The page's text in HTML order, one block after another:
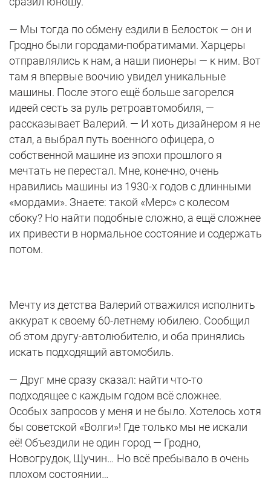
— Мы тогда по обмену ездили в Белосток — он и
Гродно были городами-побратимами. Харцеры
отправлялись к нам, а наши пионеры — к ним. Вот
там я впервые воочию увидел уникальные
машины. После этого ещё больше загорелся
идеей сесть за руль ретроавтомобиля, —
рассказывает Валерий. — И хоть дизайнером я не
стал, а выбрал путь военного офицера, о
собственной машине из эпохи прошлого я
мечтать не перестал. Мне, конечно, очень
нравились машины из 1930-х годов с длинными
«мордами». Знаете: такой «Мерс» с колесом
сбоку? Но найти подобные сложно, а ещё сложнее
их привести в нормальное состояние и содержать
потом.
Мечту из детства Валерий отважился исполнить
аккурат к своему 60-летнему юбилею. Сообщил
об этом другу-автолюбителю, и оба принялись
искать подходящий автомобиль.
— Друг мне сразу сказал: найти что-то
подходящее с каждым годом всё сложнее.
Особых запросов у меня и не было. Хотелось хотя
бы советской «Волги»! Где только мы не искали
её! Объездили не один город — Гродно,
Новогрудок, Щучин… Но всё пребывало в очень
плохом состоянии…